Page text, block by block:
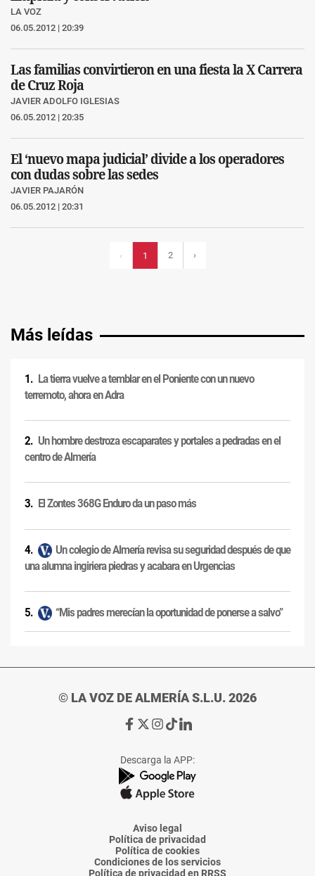
LA VOZ
06.05.2012 | 20:39
Las familias convirtieron en una fiesta la X Carrera
de Cruz Roja
JAVIER ADOLFO IGLESIAS
06.05.2012 | 20:35
El ‘nuevo mapa judicial’ divide a los operadores
con dudas sobre las sedes
JAVIER PAJARÓN
06.05.2012 | 20:31
‹ 1 2 ›
Más leídas
La tierra vuelve a temblar en el Poniente con un nuevo
terremoto, ahora en Adra
Un hombre destroza escaparates y portales a pedradas en el
centro de Almería
El Zontes 368G Enduro da un paso más
Un colegio de Almería revisa su seguridad después de que
una alumna ingiriera piedras y acabara en Urgencias
“Mis padres merecían la oportunidad de ponerse a salvo”
© LA VOZ DE ALMERÍA S.L.U. 2026
Ir
de
La
Voz
Almería
Ir
de
La
Voz
Almería
Ir
de
La
Voz
Almería
Ir
de
La
Voz
Almería
Ir
de
La
Voz
Descarga la APP:
Aviso legal
Política de privacidad
Política de cookies
Condiciones de los servicios
Política de privacidad en RRSS